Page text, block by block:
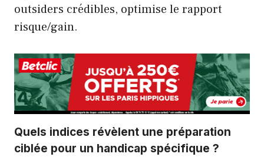
outsiders crédibles, optimise le rapport
risque/gain.
Quels indices révèlent une préparation
ciblée pour un handicap spécifique ?